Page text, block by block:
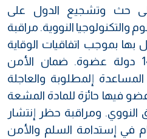
حث وتشجيع الدول على
والتكنولوجيا النووية. مراقبة
بها بموجب اتفاقيات الوقاية
النووية مع أكثر من 140 دولة عضوة. ضمان الأمن
إلمطلوبة والعاجلة
فيها حائزة للمادة المشعة
النووي. ومراقبة حظر إنتشار
في إستدامة السلم والأمن